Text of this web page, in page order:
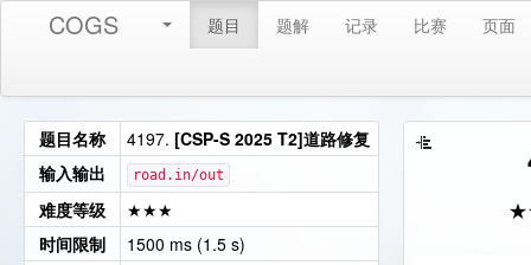
COGS 题目 题解 记录 比赛 页面
题目名称 4197. [CSP-S 2025 T2]道路修复
输入输出
road.in/out
难度等级
★★★
时间限制
1500 ms (1.5 s)